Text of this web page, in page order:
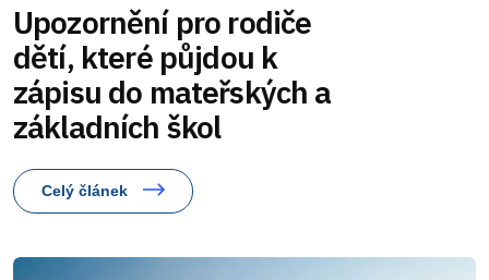
Upozornění pro rodiče
dětí, které půjdou k
zápisu do mateřských a
základních škol
Celý článek